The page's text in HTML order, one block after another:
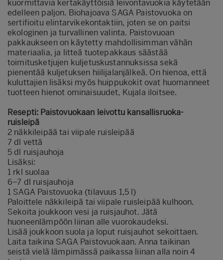
kuormittavia kertakäyttöisiä leivontavuokia käytetään
edelleen paljon. Biohajoava SAGA Paistovuoka on
sertifioitu elintarvikekontaktiin, joten se on paitsi
ekologinen ja turvallinen valinta. Paistovuoan
pakkaukseen on käytetty mahdollisimman vähän
materiaalia, ja litteä tuotepakkaus säästää
toimitusketjujen kuljetuskustannuksissa sekä
pienentää kuljetuksen hiilijalanjälkeä. On hienoa, että
kuluttajien lisäksi myös huippukokit ovat huomanneet
tuotteen hienot ominaisuudet, Kujala iloitsee.
Resepti: Paistovuokaan leivottu kansallisruoka-
ruisleipä
2 näkkileipää tai viipale ruisleipää
7 dl vettä
5 dl ruisjauhoja
Lisäksi:
1 rkl suolaa
6–7 dl ruisjauhoja
1 SAGA Paistovuoka (tilavuus 1,5 l)
Paloittele näkkileipä tai viipale ruisleipää kulhoon.
Sekoita joukkoon vesi ja ruisjauhot. Jätä
huoneenlämpöön liinan alle vuorokaudeksi.
Lisää joukkoon suola ja loput ruisjauhot sekoittaen.
Laita taikina SAGA Paistovuokaan. Anna taikinan
seistä vielä lämpimässä paikassa liinan alla noin 4